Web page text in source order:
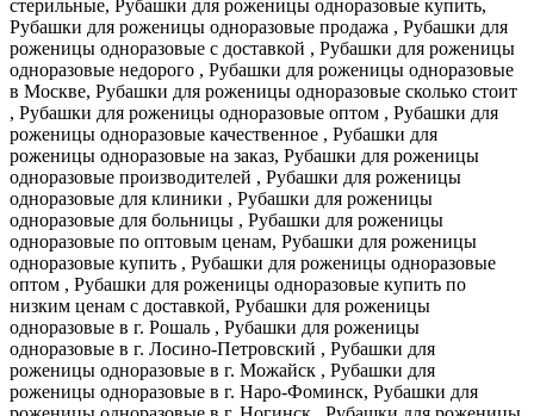
стерильные, Рубашки для роженицы одноразовые купить,
Рубашки для роженицы одноразовые продажа , Рубашки для
роженицы одноразовые с доставкой , Рубашки для роженицы
одноразовые недорого , Рубашки для роженицы одноразовые
в Москве, Рубашки для роженицы одноразовые сколько стоит
, Рубашки для роженицы одноразовые оптом , Рубашки для
роженицы одноразовые качественное , Рубашки для
роженицы одноразовые на заказ, Рубашки для роженицы
одноразовые производителей , Рубашки для роженицы
одноразовые для клиники , Рубашки для роженицы
одноразовые для больницы , Рубашки для роженицы
одноразовые по оптовым ценам, Рубашки для роженицы
одноразовые купить , Рубашки для роженицы одноразовые
оптом , Рубашки для роженицы одноразовые купить по
низким ценам с доставкой, Рубашки для роженицы
одноразовые в г. Рошаль , Рубашки для роженицы
одноразовые в г. Лосино-Петровский , Рубашки для
роженицы одноразовые в г. Можайск , Рубашки для
роженицы одноразовые в г. Наро-Фоминск, Рубашки для